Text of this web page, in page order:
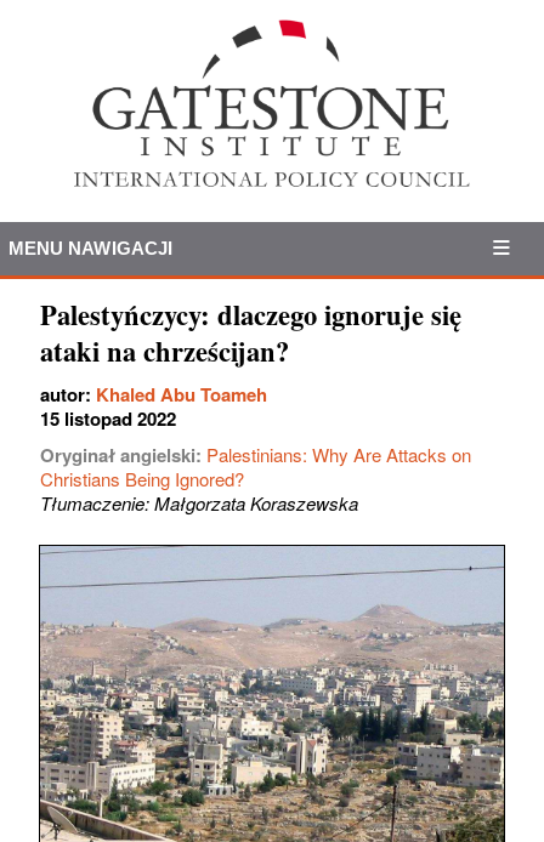
MENU NAWIGACJI
Palestyńczycy: dlaczego ignoruje się
ataki na chrześcijan?
autor: Khaled Abu Toameh
15 listopad 2022
Oryginał angielski: Palestinians: Why Are Attacks on
Christians Being Ignored?
Tłumaczenie: Małgorzata Koraszewska